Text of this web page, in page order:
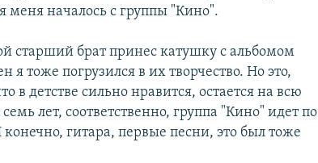
меня началось с группы "Кино".
старший брат принес катушку с альбомом
тоже погрузился в их творчество. Но это,
в детстве сильно нравится, остается на всю
лет, соответственно, группа "Кино" идет по
гитара, первые песни, это был тоже